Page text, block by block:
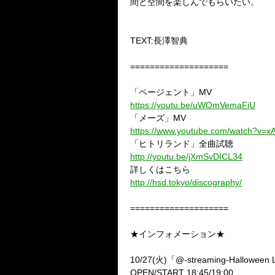
TEXT:長澤智典
====================
「ページェント」 MV
https://youtu.be/uWOmVemaFiU
「メーズ」 MV
https://www.youtube.com/
「ヒトリランド」全曲試聴
http://youtu.be/jXmSvDICL34
詳しくはこちら
http://hsd.tokyo/discography/
====================
★インフォメーション★
10/27(火) 「@-streaming-Halloween
OPEN/START 18:45/19:00